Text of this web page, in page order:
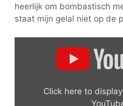
heerlijk om bombastisch
staat mijn gelal niet op de
(OfficialClick here to